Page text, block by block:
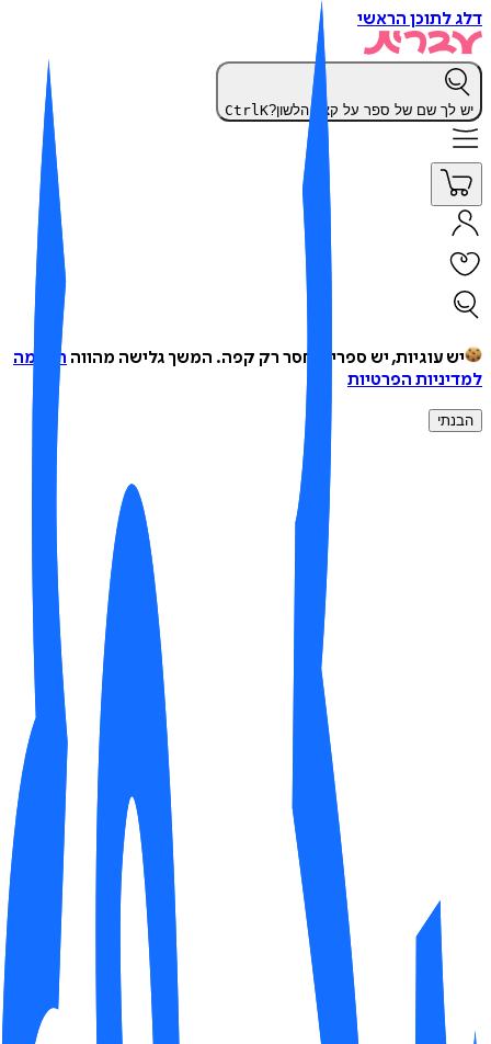
לתוכן הראשי
לך שם של ספר על קצה הלשון? CtrlK
יש עוגיות, יש ספרים, חסר רק קפה.המשך גלישה מהווההסכמה
הפרטיות